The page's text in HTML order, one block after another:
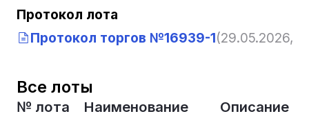
Протокол лота
Протокол торгов №16939-1(29.05.2026,
Все лоты
№ лота Наименование Описание